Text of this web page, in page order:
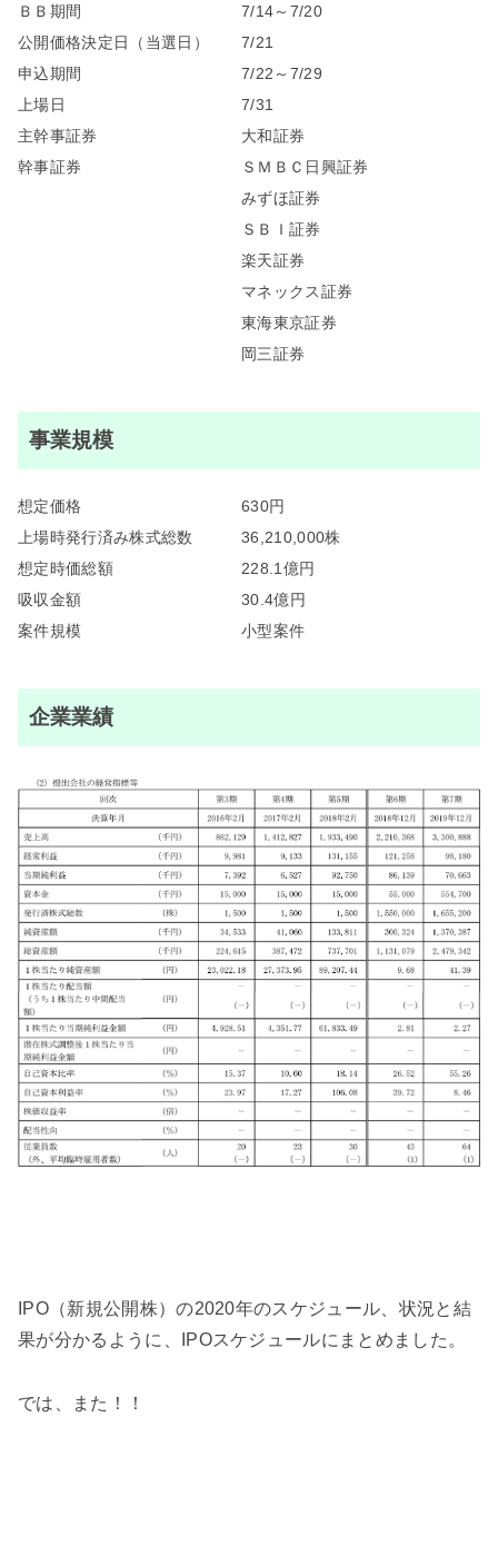
ＢＢ期間
7/14～7/20
公開価格決定日（当選日）
7/21
申込期間
7/22～7/29
上場日
7/31
主幹事証券
大和証券
幹事証券
ＳＭＢＣ日興証券
みずほ証券
ＳＢＩ証券
楽天証券
マネックス証券
東海東京証券
岡三証券
事業規模
想定価格
630円
上場時発行済み株式総数
36,210,000株
想定時価総額
228.1億円
吸収金額
30.4億円
案件規模
小型案件
企業業績
IPO（新規公開株）の2020年のスケジュール、状況と結
果が分かるように、IPOスケジュールにまとめました。
では、また！！